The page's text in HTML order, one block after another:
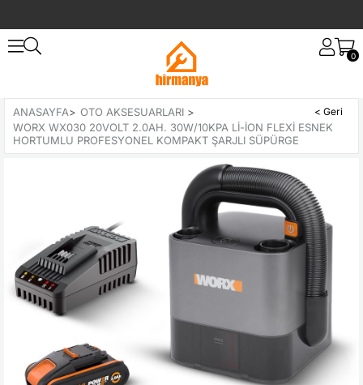
0
ANASAYFA> OTO AKSESUARLARI >
WORX WX030 20VOLT 2.0AH. 30W/10KPA LI-ION FLEXI ESNEK
HORTUMLU PROFESYONEL KOMPAKT ŞARJLI SÜPÜRGE